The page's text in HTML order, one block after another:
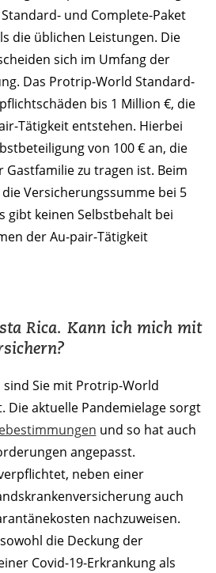
und Complete-Paket
die üblichen Leistungen. Die
sich im Umfang der
Das Protrip-World Standard-
bis 1 Million €, die
Tätigkeit entstehen. Hierbei
von 100 € an, die
zu tragen ist. Beim
Versicherungssumme bei 5
gibt keinen Selbstbehalt bei
der Au-pair-Tätigkeit
Rica. Kann ich mich mit
sind Sie mit Protrip-World
Die aktuelle Pandemielage sorgt
und so hat auch
angepasst.
neben einer
auch
nachzuweisen.
die Deckung der
Covid-19-Erkrankung als